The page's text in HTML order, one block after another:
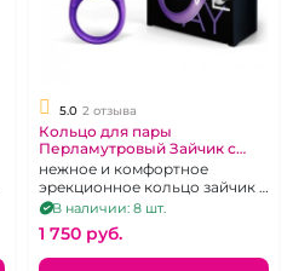
5.0 2 отзыва
Кольцо для пары
Перламутровый Зайчик с
вибрацией "Sexy Friend"
нежное и комфортное
эрекционное кольцо зайчик с
ушками
В наличии: 8 шт.
1 750 pуб.